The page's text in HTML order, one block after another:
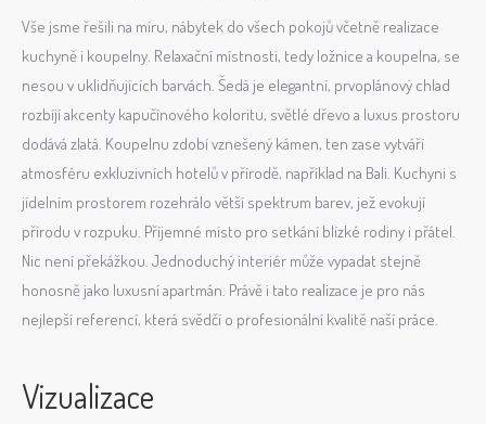
Vše jsme řešili na míru, nábytek do všech pokojů včetně realizace
kuchyně i koupelny. Relaxační místnosti, tedy ložnice a koupelna, se
nesou v uklidňujících barvách. Šedá je elegantní, prvoplánový chlad
rozbíjí akcenty kapučínového koloritu, světlé dřevo a luxus prostoru
dodává zlatá. Koupelnu zdobí vznešený kámen, ten zase vytváří
atmosféru exkluzivních hotelů v přírodě, například na Bali. Kuchyni s
jídelním prostorem rozehrálo větší spektrum barev, jež evokují
přírodu v rozpuku. Příjemné místo pro setkání blízké rodiny i přátel.
Nic není překážkou. Jednoduchý interiér může vypadat stejně
honosně jako luxusní apartmán. Právě i tato realizace je pro nás
nejlepší referencí, která svědčí o profesionální kvalitě naší práce.
Vizualizace